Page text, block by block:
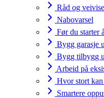
Råd og
Nabovarsel
Før du starter
Bygg garasje
Bygg tilbygg
Arbeid på
Hvor stort
Smartere